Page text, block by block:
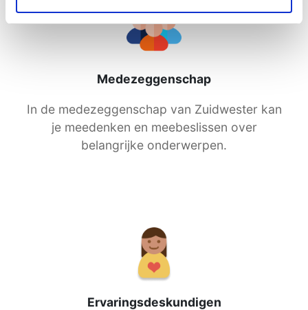
Medezeggenschap
In de medezeggenschap van Zuidwester kan
je meedenken en meebeslissen over
belangrijke onderwerpen.
Ervaringsdeskundigen